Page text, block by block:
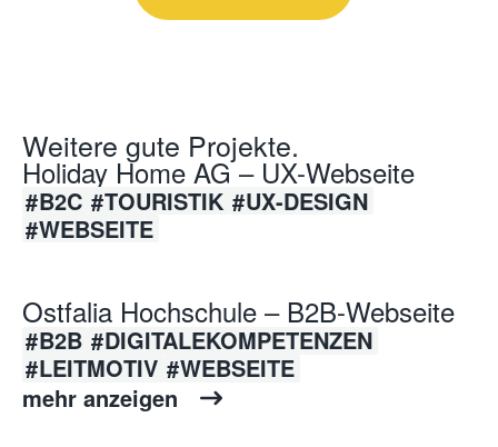
Weitere gute Projekte.
Holiday Home AG – UX-Webseite
B2C TOURISTIK
UX-DESIGN
WEBSEITE
Ostfalia Hochschule – B2B-Webseite
B2B
DIGITALEKOMPETENZEN
LEITMOTIV
WEBSEITE
mehr anzeigen